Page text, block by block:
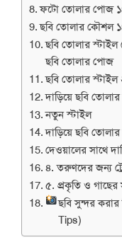
ফটো তোলার পোজ
ছবি তোলার কৌশল
ছবি তোলার স্টাইল
ছবি তোলার পোজ
ছবি তোলার
দাড়িয়ে ছবি
নতুন স্টাইল
দাড়িয়ে ছবি
দেওয়ালের সাথে
৪. তরুণদের জন্য
৫. প্রকৃতি ও গাছের
ছবি সুন্দর
Tips)